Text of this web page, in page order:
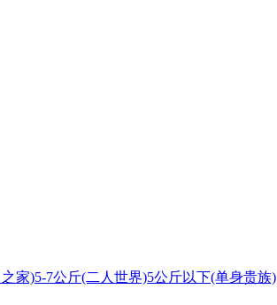
家)5-7公斤(二人世界)5公斤以下(单身贵族)